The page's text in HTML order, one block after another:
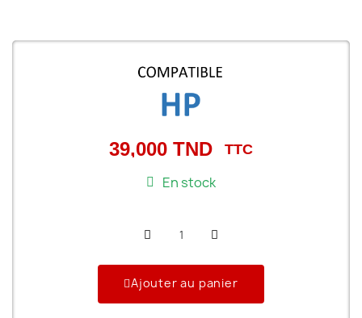
39,000 TND TTC
En stock
Ajouter au panier